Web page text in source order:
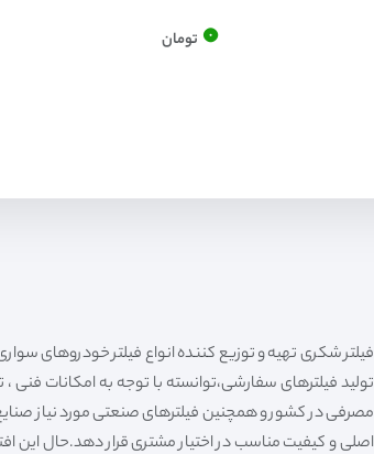
0 تومان
تولید فیلترهای سفارشی،توانسته با توجه به امکانات فنی
مصرفی در کشور و همچنین فیلترهای صنعتی مورد نیاز صنایع
اصلی و کیفیت مناسب در اختیار مشتری قرار دهد.حال این